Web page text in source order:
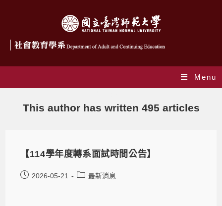
Menu
This author has written 495 articles
【114學年度轉系面試時間公告】
2026-05-21 最新消息